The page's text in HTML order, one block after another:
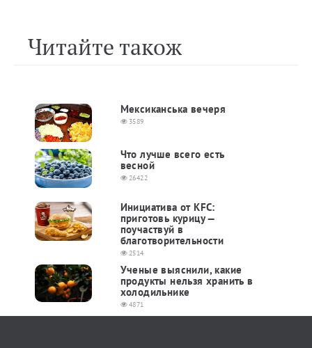
Читайте також
Мексиканська вечеря
3589
Что лучше всего есть
весной
26422
Инициатива от KFC:
приготовь курицу —
поучаствуй в
благотворительности
2514
Ученые выяснили, какие
продукты нельзя хранить в
холодильнике
4871